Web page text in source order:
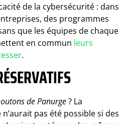
de la cybersécurité : dans
des programmes
que les équipes de chaque
en commun leurs
.
de Panurge? La
pas été possible si des